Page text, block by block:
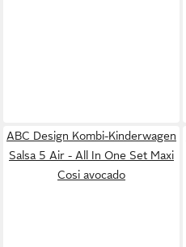
ABC Design Kombi-Kinderwagen
Salsa 5 Air - All In One Set Maxi
Cosi avocado